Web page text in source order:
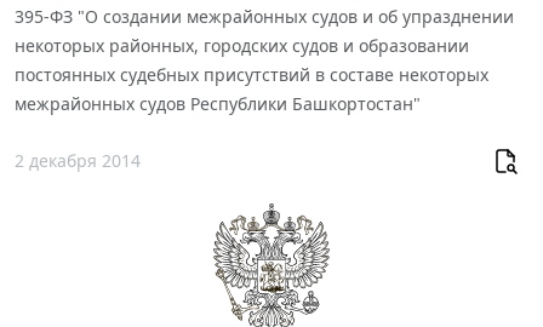
395-ФЗ "О создании межрайонных судов и об упразднении
некоторых районных, городских судов и образовании
постоянных судебных присутствий в составе некоторых
межрайонных судов Республики Башкортостан"
2 декабря 2014